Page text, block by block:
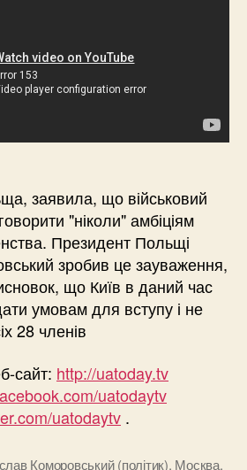
заявила, що військовий
"ніколи" амбіціям
Президент Польщі
зробив це зауваження,
що Київ в даний час
умовам для вступу і не
28 членів
сайт: http://uatoday.tv
uatodaytv
uatodaytv .
Коморовський (політик), Москва,